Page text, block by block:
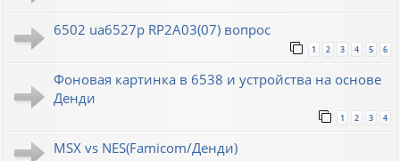
6502 ua6527p RP2A03(07) вопрос
1 2 3 4 5 6
Фоновая картинка в 6538 и устройства на основе
Денди
1 2 3 4
MSX vs NES(Famicom/Денди)